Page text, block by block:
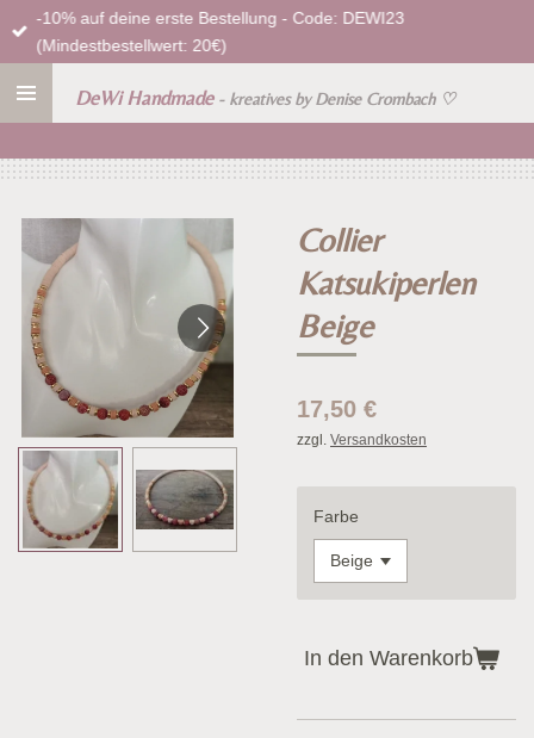
Zum
Hauptinhalt
DeWi Handmade - kreatives by Denise Crombach ♡
-10% auf deine erste Bestellung - Code: DEWI23
(Mindestbestellwert: 20€)
Collier
Katsukiperlen
Beige
17,50 €
zzgl. Versandkosten
Farbe
In den Warenkorb